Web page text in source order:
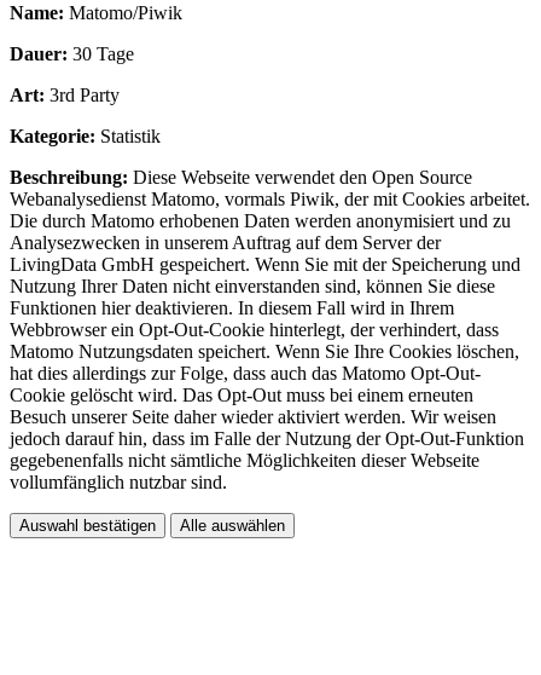
Name: Matomo/Piwik
Dauer: 30 Tage
Art: 3rd Party
Kategorie: Statistik
Beschreibung: Diese Webseite verwendet den Open Source
Webanalysedienst Matomo, vormals Piwik, der mit Cookies arbeitet.
Die durch Matomo erhobenen Daten werden anonymisiert und zu
Analysezwecken in unserem Auftrag auf dem Server der
LivingData GmbH gespeichert. Wenn Sie mit der Speicherung und
Nutzung Ihrer Daten nicht einverstanden sind, können Sie diese
Funktionen hier deaktivieren. In diesem Fall wird in Ihrem
Webbrowser ein Opt-Out-Cookie hinterlegt, der verhindert, dass
Matomo Nutzungsdaten speichert. Wenn Sie Ihre Cookies löschen,
hat dies allerdings zur Folge, dass auch das Matomo Opt-Out-
Cookie gelöscht wird. Das Opt-Out muss bei einem erneuten
Besuch unserer Seite daher wieder aktiviert werden. Wir weisen
jedoch darauf hin, dass im Falle der Nutzung der Opt-Out-Funktion
gegebenenfalls nicht sämtliche Möglichkeiten dieser Webseite
vollumfänglich nutzbar sind.
Auswahl bestätigen Alle auswählen